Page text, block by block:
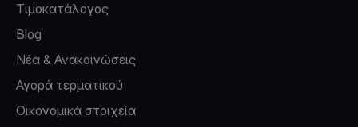
Τιμοκατάλογος
Blog
Νέα & Ανακοινώσεις
Αγορά τερματικού
Οικονομικά στοιχεία